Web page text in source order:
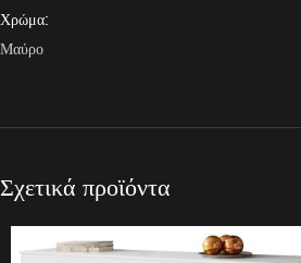
Χρώμα:
Μαύρο
Σχετικά προϊόντα